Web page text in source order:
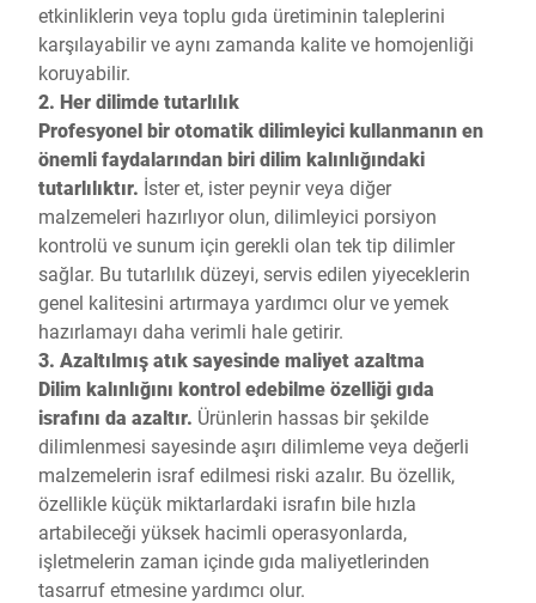
etkinliklerin veya toplu gıda üretiminin taleplerini
karşılayabilir ve aynı zamanda kalite ve homojenliği
koruyabilir.
2. Her dilimde tutarlılık
Profesyonel bir otomatik dilimleyici kullanmanın en
önemli faydalarından biri dilim kalınlığındaki
tutarlılıktır. İster et, ister peynir veya diğer
malzemeleri hazırlıyor olun, dilimleyici porsiyon
kontrolü ve sunum için gerekli olan tek tip dilimler
sağlar. Bu tutarlılık düzeyi, servis edilen yiyeceklerin
genel kalitesini artırmaya yardımcı olur ve yemek
hazırlamayı daha verimli hale getirir.
3. Azaltılmış atık sayesinde maliyet azaltma
Dilim kalınlığını kontrol edebilme özelliği gıda
israfını da azaltır. Ürünlerin hassas bir şekilde
dilimlenmesi sayesinde aşırı dilimleme veya değerli
malzemelerin israf edilmesi riski azalır. Bu özellik,
özellikle küçük miktarlardaki israfın bile hızla
artabileceği yüksek hacimli operasyonlarda,
işletmelerin zaman içinde gıda maliyetlerinden
tasarruf etmesine yardımcı olur.